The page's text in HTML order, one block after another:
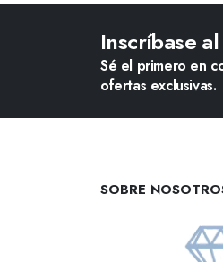
Inscríbase
Sé el primero en
ofertas exclusivas.
SOBRE